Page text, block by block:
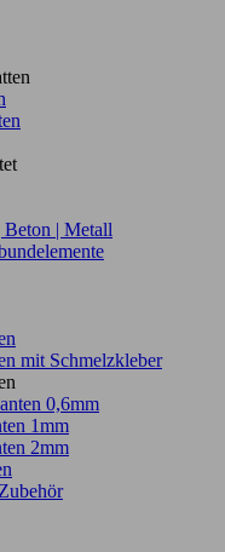
| Metall
mit Schmelzkleber
0,6mm
1mm
2mm